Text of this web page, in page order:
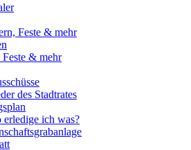
Feste & mehr
Feste & mehr
des Stadtrates
erledige ich was?